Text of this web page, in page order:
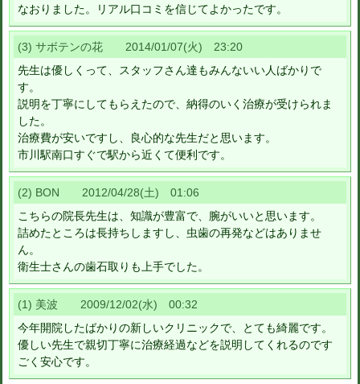
なおりました。リアル口コミを信じてよかったです。
(3) サボテンの花 2014/01/07(火) 23:20
先生は優しくって、スタッフさん達もみんないい人ばかりで
す。
説明を丁寧にしてもらえたので、納得のいく治療が受けられま
した。
治療費が安いですし、良心的な先生だと思います。
市川駅南口すぐで駅から近くて便利です。
(2) BON 2012/04/28(土) 01:06
こちらの院長先生は、知識が豊富で、腕がいいと思います。
詰めたところは長持ちしますし、虫歯の再発などはありませ
ん。
衛生士さんの歯石取りも上手でした。
(1) 美波 2009/12/02(水) 00:32
今年開院したばかりの新しいクリニックで、とても綺麗です。
優しい先生で親切丁寧に治療経過などを説明してくれるのです
ごく安心です。